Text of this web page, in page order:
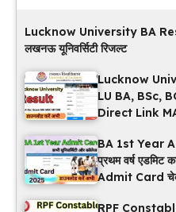
Lucknow University BA
लखनऊ यूनिवर्सिटी रिजल्ट
Lucknow
LU BA, BSc,
Direct Link
BA 1st Year
प्रथम वर्ष एडमिट
Admit Card
RPF